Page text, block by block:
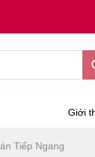
Giới
Tiếp Ngang